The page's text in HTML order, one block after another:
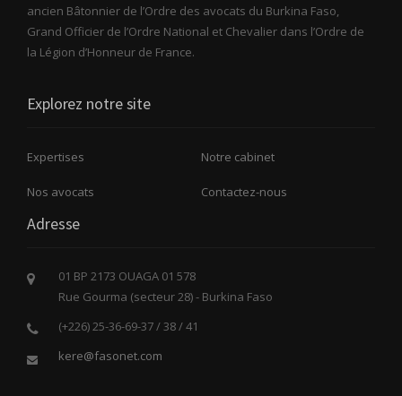
ancien Bâtonnier de l’Ordre des avocats du Burkina Faso,
Grand Officier de l’Ordre National et Chevalier dans l’Ordre de
la Légion d’Honneur de France.
Explorez notre site
Expertises Notre cabinet
Nos avocats Contactez-nous
Adresse
01 BP 2173 OUAGA 01 578
Rue Gourma (secteur 28) - Burkina Faso
(+226) 25-36-69-37 / 38 / 41
kere@fasonet.com